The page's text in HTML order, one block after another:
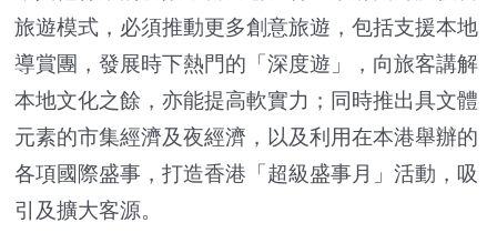
旅遊模式，必須推動更多創意旅遊，包括支援本地
導賞團，發展時下熱門的「深度遊」，向旅客講解
本地文化之餘，亦能提高軟實力；同時推出具文體
元素的市集經濟及夜經濟，以及利用在本港舉辦的
各項國際盛事，打造香港「超級盛事月」活動，吸
引及擴大客源。